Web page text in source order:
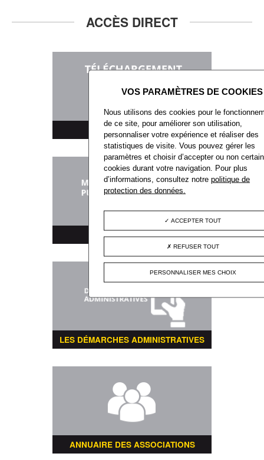
ACCÈS DIRECT
TÉLÉCHARGEMENT
MARCHÉS PUBLICS
LES DÉMARCHES ADMINISTRATIVES
ANNUAIRE DES ASSOCIATIONS
Nous utilisons des cookies pour le
de ce site, pour améliorer son utilisation,
personnaliser votre expérience et réaliser des
statistiques de visite. Vous pouvez gérer les
paramètres et choisir d’accepter ou non
cookies durant votre navigation. Pour plus
d’informations, consultez notrepolitique de
protection des données.
ACCEPTER TOUT
REFUSER TOUT
PERSONNALISER MES CHOIX